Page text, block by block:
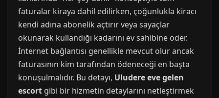
faturalar kiraya dahil edilirken, çoğunlukla kiracı
kendi adına abonelik açtırır veya sayaçlar
okunarak kullandığı kadarını ev sahibine öder.
İnternet bağlantısı genellikle mevcut olur ancak
faturasının kim tarafından ödeneceği en başta
konuşulmalıdır. Bu detayı, Uludere eve gelen
escort gibi bir hizmetin detaylarını netleştirmek